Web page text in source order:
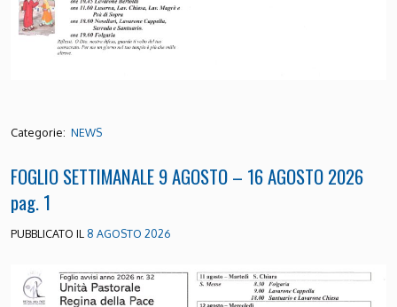
Categorie: NEWS
FOGLIO SETTIMANALE 9 AGOSTO – 16 AGOSTO 2026
pag. 1
PUBBLICATO IL 8 AGOSTO 2026